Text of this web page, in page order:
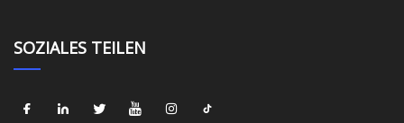
SOZIALES TEILEN